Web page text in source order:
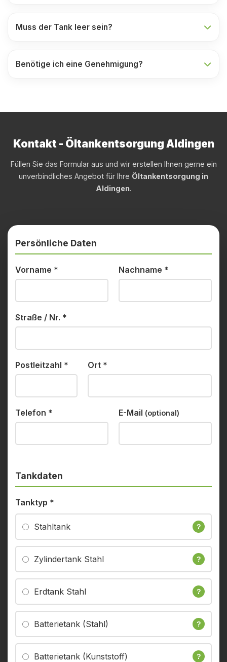
Muss der Tank leer sein?
Benötige ich eine Genehmigung?
Kontakt - Öltankentsorgung Aldingen
Füllen Sie das Formular aus und wir erstellen Ihnen gerne ein
unverbindliches Angebot für Ihre Öltankentsorgung in
Aldingen.
Persönliche Daten
Vorname * Nachname *
Straße / Nr. *
Postleitzahl * Ort *
Telefon * E-Mail (optional)
Tankdaten
Tanktyp *
Stahltank ?
Zylindertank Stahl ?
Erdtank Stahl ?
Batterietank (Stahl) ?
Batterietank (Kunststoff) ?